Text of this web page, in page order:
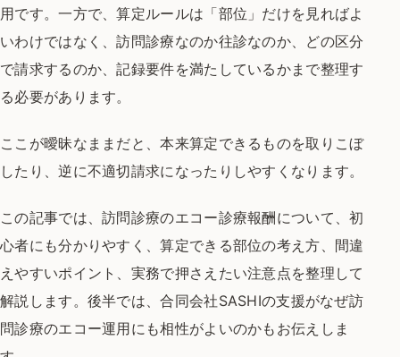
用です。一方で、算定ルールは「部位」だけを見ればよ
いわけではなく、訪問診療なのか往診なのか、どの区分
で請求するのか、記録要件を満たしているかまで整理す
る必要があります。
ここが曖昧なままだと、本来算定できるものを取りこぼ
したり、逆に不適切請求になったりしやすくなります。
この記事では、訪問診療のエコー診療報酬について、初
心者にも分かりやすく、算定できる部位の考え方、間違
えやすいポイント、実務で押さえたい注意点を整理して
解説します。後半では、合同会社SASHIの支援がなぜ訪
問診療のエコー運用にも相性がよいのかもお伝えしま